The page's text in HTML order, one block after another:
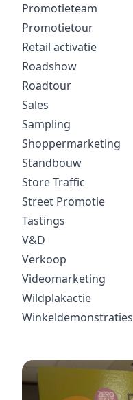
Promotieteam
Promotietour
Retail activatie
Roadshow
Roadtour
Sales
Sampling
Shoppermarketing
Standbouw
Store Traffic
Street Promotie
Tastings
V&D
Verkoop
Videomarketing
Wildplakactie
Winkeldemonstraties